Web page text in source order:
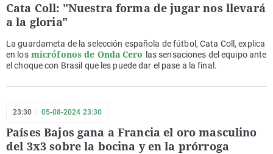
Cata Coll: "Nuestra forma de jugar nos llevará
a la gloria"
La guardameta de la selección española de fútbol, Cata Coll, explica
en losmicrófonos de Onda Cero las sensaciones del equipo ante
el choque con Brasil que les puede dar el pase a la final.
23:30 05-08-2024 23:30
Países Bajos gana a Francia el oro masculino
del 3x3 sobre la bocina y en la prórroga